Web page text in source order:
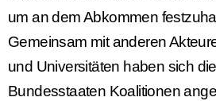
um an dem Abkommen
Gemeinsam mit anderen
und Universitäten haben sich
Bundesstaaten Koalitionen